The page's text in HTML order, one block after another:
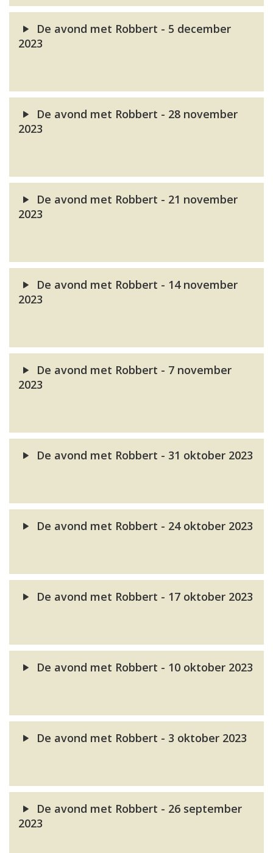
De avond met Robbert - 5 december
2023
De avond met Robbert - 28 november
2023
De avond met Robbert - 21 november
2023
De avond met Robbert - 14 november
2023
De avond met Robbert - 7 november
2023
De avond met Robbert - 31 oktober 2023
De avond met Robbert - 24 oktober 2023
De avond met Robbert - 17 oktober 2023
De avond met Robbert - 10 oktober 2023
De avond met Robbert - 3 oktober 2023
De avond met Robbert - 26 september
2023